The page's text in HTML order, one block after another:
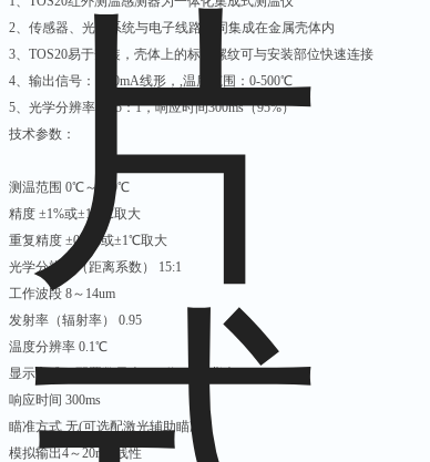
2、传感器、光学系统与电子线路共同集成在金属壳体内
3、TOS20易于安装，壳体上的标准螺纹可与安装部位快速连接
4、输出信号：4-20mA线形，,温度范围：0-500℃
5、光学分辨率：15：1，响应时间300ms（95%）
技术参数：
测温范围 0℃～500℃
精度 ±1%或±1.5℃取大
重复精度 ±0.5%或±1℃取大
光学分辨率（距离系数） 15:1
工作波段 8～14um
发射率（辐射率） 0.95
温度分辨率 0.1℃
显示方式（配置数显表） 4位LCD(背光)
响应时间 300ms
瞄准方式 无(可选配激光辅助瞄准）
模拟输出4～20mA线性